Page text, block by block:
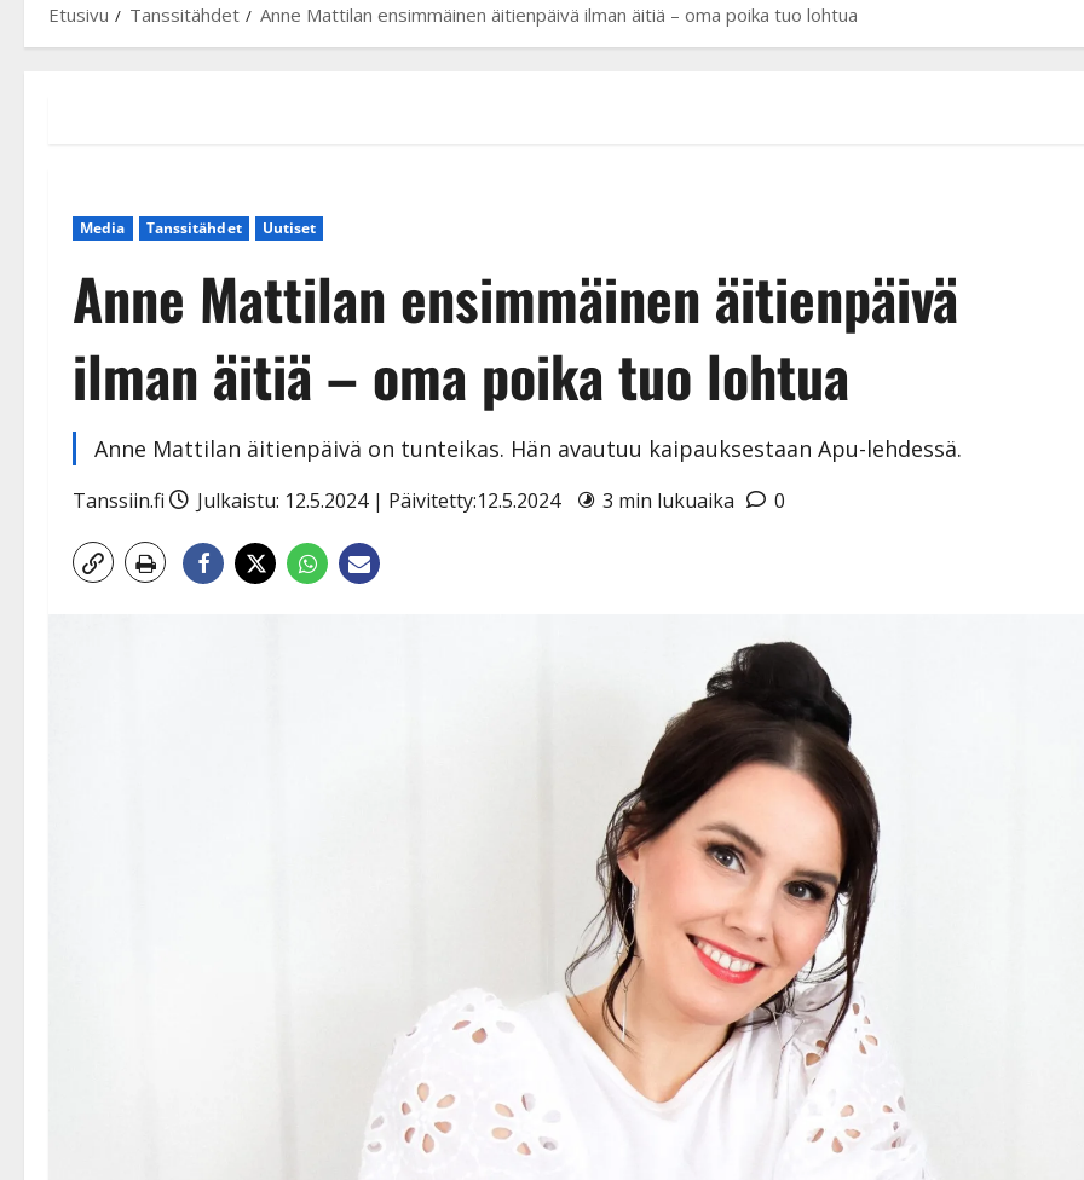
Etusivu Tanssitähdet Anne Mattilan ensimmäinen äitienpäivä ilman äitiä – oma poika tuo lohtua
Media Tanssitähdet Uutiset
Anne Mattilan ensimmäinen äitienpäivä
ilman äitiä – oma poika tuo lohtua
Anne Mattilan äitienpäivä on tunteikas. Hän avautuu kaipauksestaan Apu-lehdessä.
Tanssiin.fi Julkaistu: 12.5.2024 | Päivitetty:12.5.2024 3 min lukuaika 0